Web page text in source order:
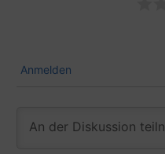
Anmelden